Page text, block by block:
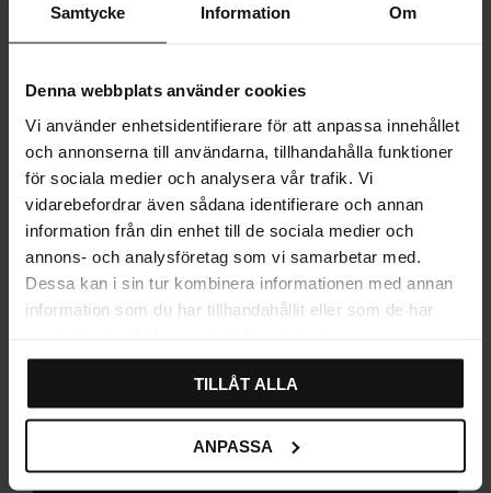
Samtycke Information Om
Denna webbplats använder cookies
Vi använder enhetsidentifierare för att anpassa innehållet
och annonserna till användarna, tillhandahålla funktioner
för sociala medier och analysera vår trafik. Vi
vidarebefordrar även sådana identifierare och annan
information från din enhet till de sociala medier och
annons- och analysföretag som vi samarbetar med.
Dessa kan i sin tur kombinera informationen med annan
information som du har tillhandahållit eller som de har
TILLÅT ALLA
ANPASSA
etter dine mål. Hvis ingen informasjon gis, sender vi
skruer tilpasset 16 mm dører.
MER INFORMASJON
ANMELDELSER
Se også